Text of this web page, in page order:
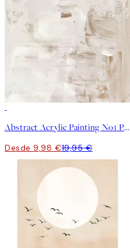
Abstract Acrylic Painting No1 Poster
Desde 9,98 €19,95 €